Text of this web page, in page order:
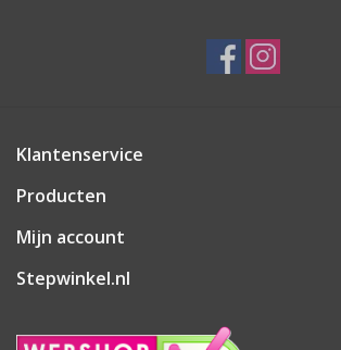
Klantenservice
Producten
Mijn account
Stepwinkel.nl